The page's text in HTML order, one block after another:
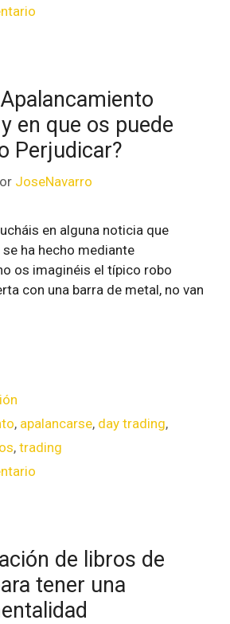
en que os puede
Perjudicar?
JoseNavarro
en alguna noticia que
ha hecho mediante
os imaginéis el típico robo
con una barra de metal, no van
, apalancarse, day trading,
, trading
de libros de
tener una